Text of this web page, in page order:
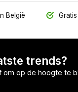
België
trends?
om op de hoogte te